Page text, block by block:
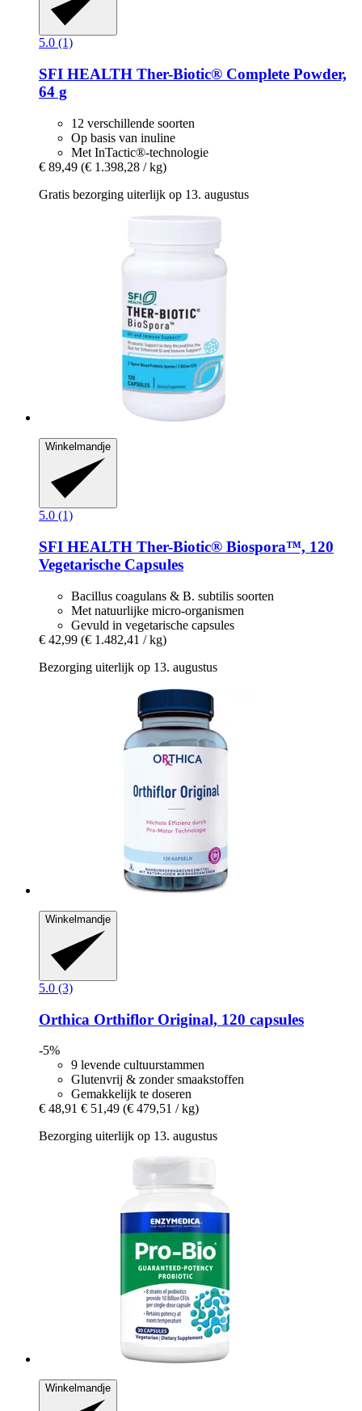
5.0 (1)
SFI HEALTH Ther-​Biotic® Complete Powder,
64 g
12 verschillende soorten
Op basis van inuline
Met InTactic®-technologie
€ 89,49 (€ 1.398,28 / kg)
Gratis bezorging uiterlijk op 13. augustus
Winkelmandje
5.0 (1)
SFI HEALTH Ther-​Biotic® Biospora™, 120
Vegetarische Capsules
Bacillus coagulans & B. subtilis soorten
Met natuurlijke micro-organismen
Gevuld in vegetarische capsules
€ 42,99 (€ 1.482,41 / kg)
Bezorging uiterlijk op 13. augustus
Winkelmandje
5.0 (3)
Orthica Orthiflor Original, 120 capsules
-5%
9 levende cultuurstammen
Glutenvrij & zonder smaakstoffen
Gemakkelijk te doseren
€ 48,91 € 51,49 (€ 479,51 / kg)
Bezorging uiterlijk op 13. augustus
Winkelmandje